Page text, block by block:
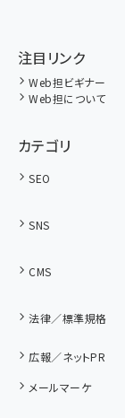
注目リンク
Web担ビギナー
Web担について
カテゴリ
SEO
SNS
CMS
法律／標準規格
広報／ネットPR
メールマーケ